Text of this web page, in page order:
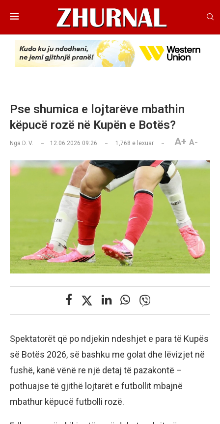
Pse shumica e lojtarëve mbathin
këpucë rozë në Kupën e Botës?
Nga D. V. 12.06.2026 09:26 1,768 e lexuar A+ A-
Spektatorët që po ndjekin ndeshjet e para të Kupës
së Botës 2026, së bashku me golat dhe lëvizjet në
fushë, kanë vënë re një detaj të pazakontë –
pothuajse të gjithë lojtarët e futbollit mbajnë
mbathur këpucë futbolli rozë.